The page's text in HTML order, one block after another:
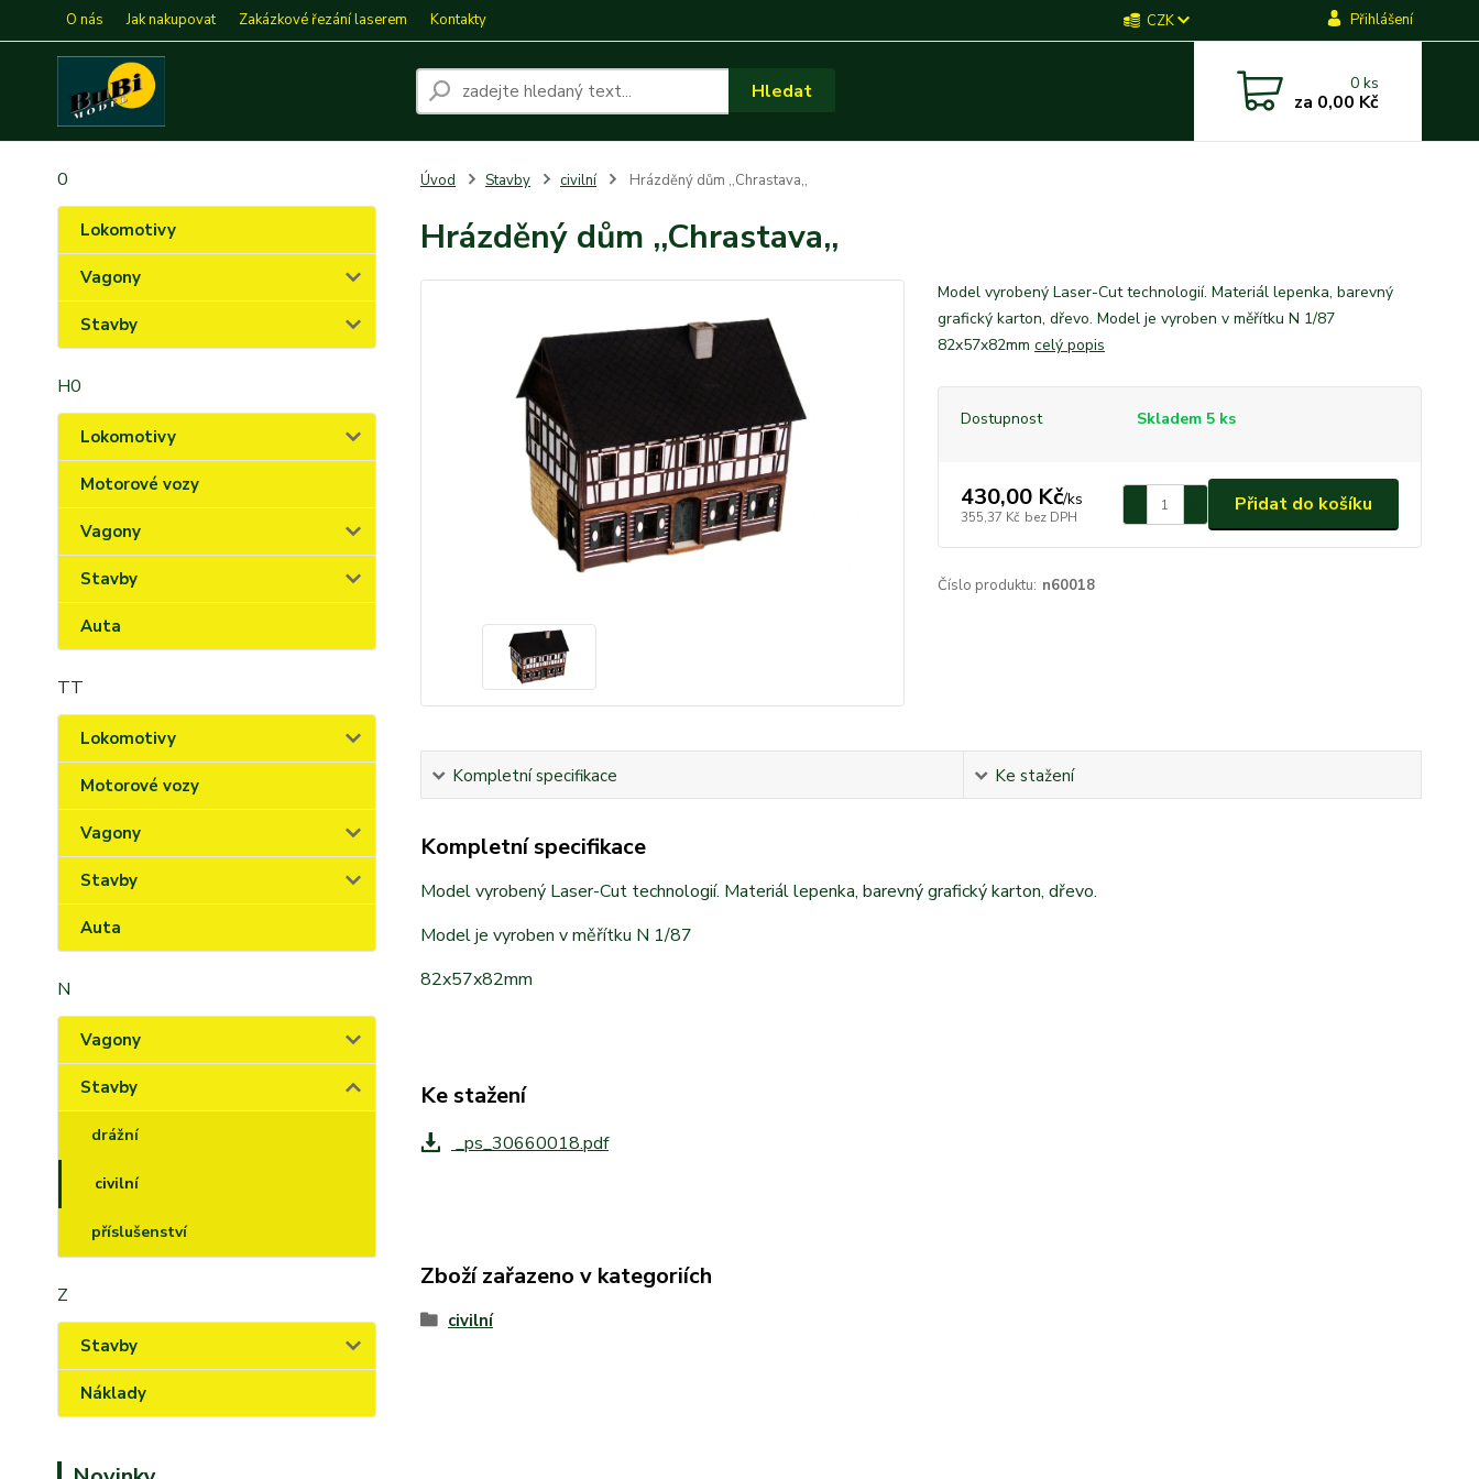
O nás Jak nakupovat Zakázkové řezání laserem Kontakty CZK Přihlášení
Hledat 0ks
za 0,00 Kč
0
Lokomotivy
Vagony
Stavby
H0
Lokomotivy
Motorové vozy
Vagony
Stavby
Auta
TT
Lokomotivy
Motorové vozy
Vagony
Stavby
Auta
N
Vagony
Stavby
drážní
civilní
příslušenství
Z
Stavby
Náklady
Úvod Stavby civilní Hrázděný dům ,,Chrastava,,
Hrázděný dům ,,Chrastava,,
Model vyrobený Laser-Cut technologií. Materiál lepenka, barevný
grafický karton, dřevo. Model je vyroben v měřítku N 1/87
82x57x82mm celý popis
Dostupnost Skladem 5 ks
430,00 Kč/ks
355,37 Kč bez DPH
Přidat do košíku
Číslo produktu: n60018
Kompletní specifikace Ke stažení
Kompletní specifikace
Model vyrobený Laser-Cut technologií. Materiál lepenka, barevný grafický karton, dřevo.
Model je vyroben v měřítku N 1/87
82x57x82mm
Ke stažení
_ps_30660018.pdf
Zboží zařazeno v kategoriích
civilní